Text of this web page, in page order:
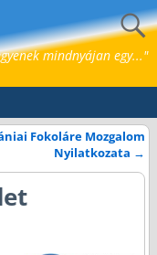
mindnyájan egy..."
Fokoláre Mozgalom
Nyilatkozata →